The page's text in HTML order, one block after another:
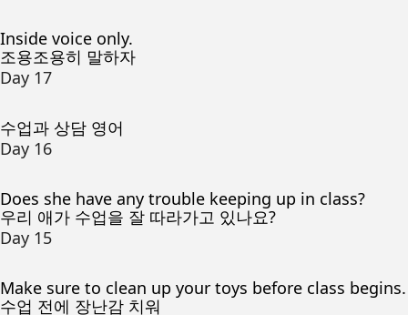
Inside voice only.
조용조용히 말하자
Day 17
수업과 상담 영어
Day 16
Does she have any trouble keeping up in class?
우리 애가 수업을 잘 따라가고 있나요?
Day 15
Make sure to clean up your toys before class begins.
수업 전에 장난감 치워